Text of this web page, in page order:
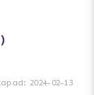
vilket
och
när du är
: 2024-02-13